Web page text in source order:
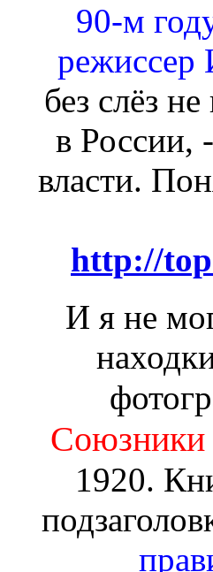
90-м
режиссер
без слёз
в России,
власти.
http://
И я не
Союзники
1920.